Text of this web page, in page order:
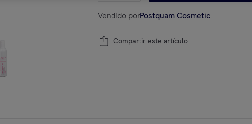
Vendido porPostquam Cosmetic
Compartir este artículo